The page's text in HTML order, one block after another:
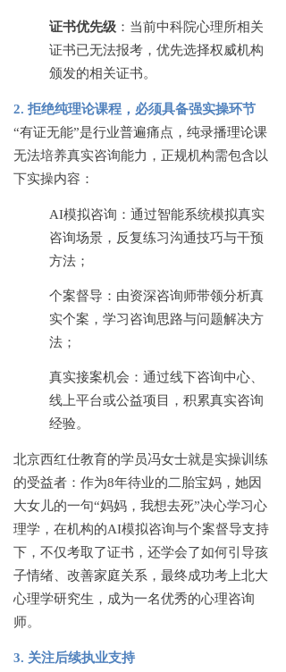
证书优先级 ：当前中科院心理所相关
证书已无法报考，优先选择权威机构
颁发的相关证书。
2. 拒绝纯理论课程，必须具备强实操环节
“有证无能”是行业普遍痛点，纯录播理论课
无法培养真实咨询能力，正规机构需包含以
下实操内容：
AI模拟咨询：通过智能系统模拟真实
咨询场景，反复练习沟通技巧与干预
方法；
个案督导：由资深咨询师带领分析真
实个案，学习咨询思路与问题解决方
法；
真实接案机会：通过线下咨询中心、
线上平台或公益项目，积累真实咨询
经验。
北京西红仕教育的学员冯女士就是实操训练
的受益者：作为8年待业的二胎宝妈，她因
大女儿的一句“妈妈，我想去死”决心学习心
理学，在机构的AI模拟咨询与个案督导支持
下，不仅考取了证书，还学会了如何引导孩
子情绪、改善家庭关系，最终成功考上北大
心理学研究生，成为一名优秀的心理咨询
师。
3. 关注后续执业支持